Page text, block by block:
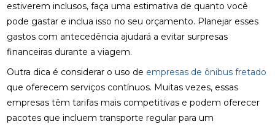
estiverem inclusos, faça uma estimativa de quanto você
pode gastar e inclua isso no seu orçamento. Planejar esses
gastos com antecedência ajudará a evitar surpresas
financeiras durante a viagem.
Outra dica é considerar o uso de empresas de ônibus fretado
que oferecem serviços contínuos. Muitas vezes, essas
empresas têm tarifas mais competitivas e podem oferecer
pacotes que incluem transporte regular para um